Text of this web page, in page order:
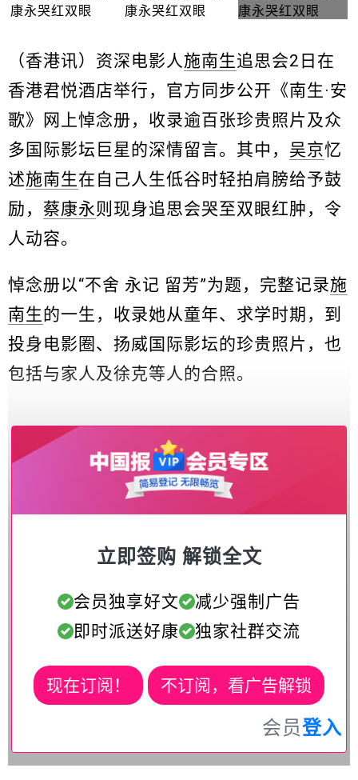
（香港讯）资深电影人施南生追思会2日在
香港君悦酒店举行，官方同步公开《南生·安
歌》网上悼念册，收录逾百张珍贵照片及众
多国际影坛巨星的深情留言。其中， 吴京忆
述施南生在自己人生低谷时轻拍肩膀给予鼓
励， 蔡康永则现身追思会哭至双眼红肿，令
人动容。
悼念册以“不舍 永记 留芳”为题，完整记录施
南生的一生，收录她从童年、求学时期，到
投身电影圈、扬威国际影坛的珍贵照片，也
包括与家人及徐克等人的合照。
施南生追思册公开，收录逾百张人生珍贵照片。
立即签购 解锁全文
会员独享好文
减少强制广告
即时派送好康
独家社群交流
现在订阅！ 不订阅，看广告解锁
会员登入